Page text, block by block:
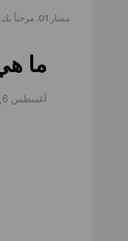
مسار 01. مرحباً بك في ويب 3.0
ما
أغسطس 6, 2026 |